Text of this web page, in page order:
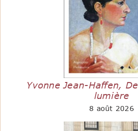
Yvonne Jean-Haffen,
lumière
8 août 2026